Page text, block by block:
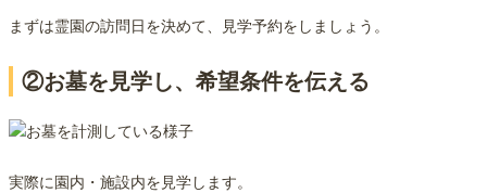
まずは霊園の訪問日を決めて、見学予約をしましょう。
②お墓を見学し、希望条件を伝える
実際に園内・施設内を見学します。